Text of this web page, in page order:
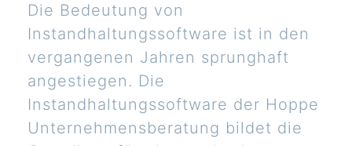
Die Bedeutung von
Instandhaltungssoftware ist in den
vergangenen Jahren sprunghaft
angestiegen. Die
Instandhaltungssoftware der Hoppe
Unternehmensberatung bildet die